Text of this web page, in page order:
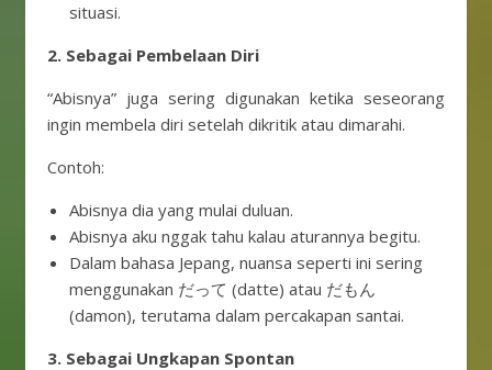
situasi.
2. Sebagai Pembelaan Diri
“Abisnya” juga sering digunakan ketika seseorang
ingin membela diri setelah dikritik atau dimarahi.
Contoh:
Abisnya dia yang mulai duluan.
Abisnya aku nggak tahu kalau aturannya begitu.
Dalam bahasa Jepang, nuansa seperti ini sering
menggunakan だって (datte) atau だもん
(damon), terutama dalam percakapan santai.
3. Sebagai Ungkapan Spontan